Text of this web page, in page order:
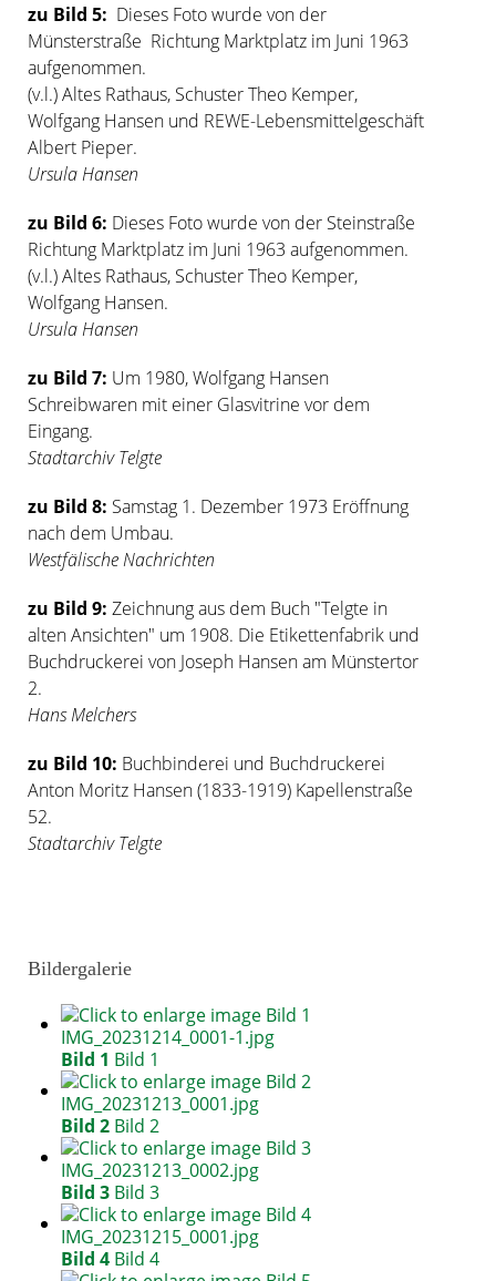
zu Bild 5: Dieses Foto wurde von der
Münsterstraße Richtung Marktplatz im Juni 1963
aufgenommen.
(v.l.) Altes Rathaus, Schuster Theo Kemper,
Wolfgang Hansen und REWE-Lebensmittelgeschäft
Albert Pieper.
Ursula Hansen
zu Bild 6: Dieses Foto wurde von der Steinstraße
Richtung Marktplatz im Juni 1963 aufgenommen.
(v.l.) Altes Rathaus, Schuster Theo Kemper,
Wolfgang Hansen.
Ursula Hansen
zu Bild 7: Um 1980, Wolfgang Hansen
Schreibwaren mit einer Glasvitrine vor dem
Eingang.
Stadtarchiv Telgte
zu Bild 8: Samstag 1. Dezember 1973 Eröffnung
nach dem Umbau.
Westfälische Nachrichten
zu Bild 9: Zeichnung aus dem Buch "Telgte in
alten Ansichten" um 1908. Die Etikettenfabrik und
Buchdruckerei von Joseph Hansen am Münstertor
2.
Hans Melchers
zu Bild 10: Buchbinderei und Buchdruckerei
Anton Moritz Hansen (1833-1919) Kapellenstraße
52.
Stadtarchiv Telgte
Bildergalerie
Bild 1 Bild 1
Bild 2 Bild 2
Bild 3 Bild 3
Bild 4 Bild 4